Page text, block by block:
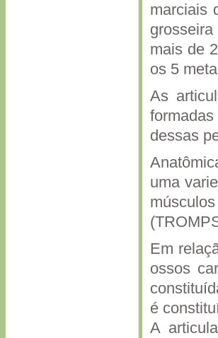
marciais
mais de
os 5
As
dessas
uma
Em
ossos
é
A